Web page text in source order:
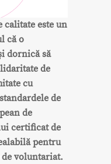
este un
că o
dornică să
de
cu
de
de
certificat de
pentru
voluntariat.